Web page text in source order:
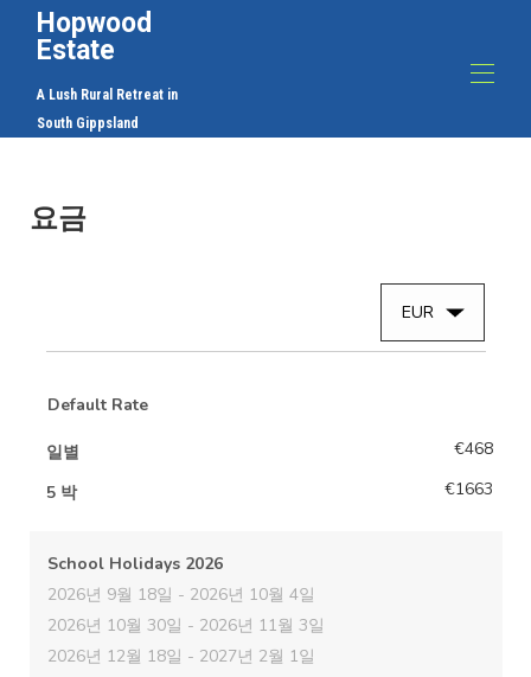
Hopwood
Estate
A Lush Rural Retreat in
South Gippsland
The Farmhouse at Hopwood Estate - Korumburra에서
농촌 관광 / 농가
The Farmhouse at Hopwood Estate - Korumburra에서
The Farmhouse at Hopwood Estate - Korumburra에서
The Farmhouse at Hopwood Estate - Korumburra에서
농촌 관광 / 농가
The Farmhouse at Hopwood Estate - Korumburra에서
농촌 관광 / 농가
The Farmhouse at Hopwood Estate - Korumburra에서
연락하다
지도
유효성
갤러리
요금
EUR
Default Rate
일별
€468
5 박
€1663
School Holidays 2026
2026년 9월 18일 - 2026년 10월 4일
2026년 10월 30일 - 2026년 11월 3일
2026년 12월 18일 - 2027년 2월 1일